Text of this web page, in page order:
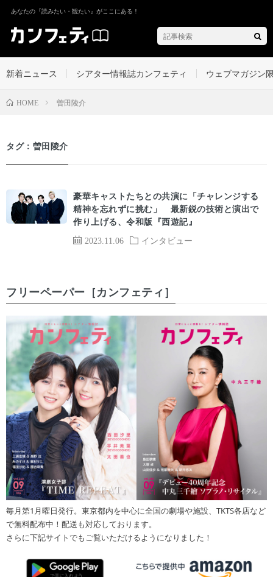
あなたの『読みたい・観たい』がここにある！
新着ニュース シアター情報誌カンフェティ ウェブマガジン
HOME 曽田陵介
タグ：曽田陵介
2023.11.06 インタビュー
豪華キャストたちとの共演に「チャレンジする
精神を忘れずに挑む」 最新鋭の技術と演出で
作り上げる、令和版『西遊記』
フリーペーパー［カンフェティ］
毎月第1月曜日発行。東京都内を中心に全国の劇場や施設、TKTS各店など
で無料配布中！配送も対応しております。
さらに下記サイトでもご覧いただけるようになりました！